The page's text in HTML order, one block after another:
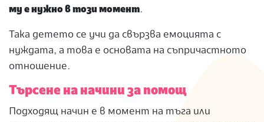
му е нужно в този момент.
Така детето се учи да свързва емоцията с
нуждата, а това е основата на съпричастното
отношение.
Търсене на начини за помощ
Подходящ начин е в момент на тъга или